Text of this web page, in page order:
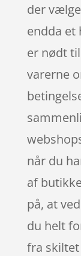
der
endda et
er nødt
varerne
når du
af
på, at
du helt
fra skiltet